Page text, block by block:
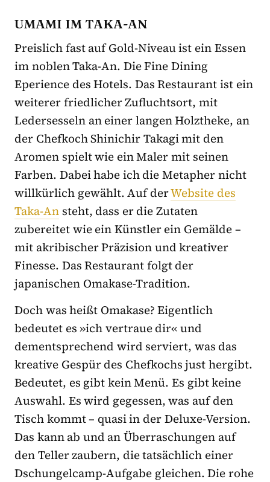
UMAMI IM TAKA-AN
Preislich fast auf Gold-Niveau ist ein Essen
im noblen Taka-An. Die Fine Dining
Eperience des Hotels. Das Restaurant ist ein
weiterer friedlicher Zufluchtsort, mit
Ledersesseln an einer langen Holztheke, an
der Chefkoch Shinichir Takagi mit den
Aromen spielt wie ein Maler mit seinen
Farben. Dabei habe ich die Metapher nicht
willkürlich gewählt. Auf derWebsite des
Taka-An steht, dass er die Zutaten
zubereitet wie ein Künstler ein Gemälde –
mit akribischer Präzision und kreativer
Finesse. Das Restaurant folgt der
japanischen Omakase-Tradition.
Doch was heißt Omakase? Eigentlich
bedeutet es »ich vertraue dir« und
dementsprechend wird serviert, was das
kreative Gespür des Chefkochs just hergibt.
Bedeutet, es gibt kein Menü. Es gibt keine
Auswahl. Es wird gegessen, was auf den
Tisch kommt – quasi in der Deluxe-Version.
Das kann ab und an Überraschungen auf
den Teller zaubern, die tatsächlich einer
Dschungelcamp-Aufgabe gleichen. Die rohe